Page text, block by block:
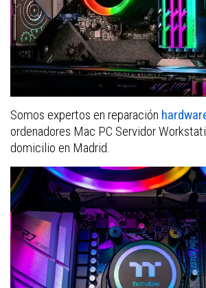
Somos expertos en reparación
ordenadores Mac PC Servidor
domicilio en Madrid.